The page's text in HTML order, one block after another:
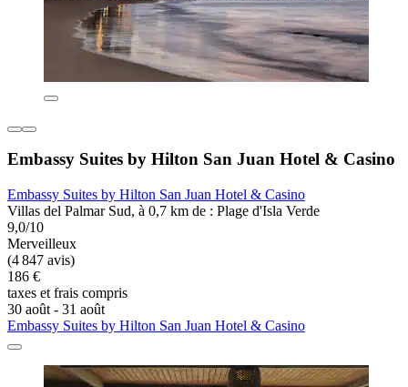
Embassy Suites by Hilton San Juan Hotel & Casino
Embassy Suites by Hilton San Juan Hotel & Casino
Villas del Palmar Sud, à 0,7 km de : Plage d'Isla Verde
9,0/10
Merveilleux
(4 847 avis)
186 €
taxes et frais compris
30 août - 31 août
Embassy Suites by Hilton San Juan Hotel & Casino